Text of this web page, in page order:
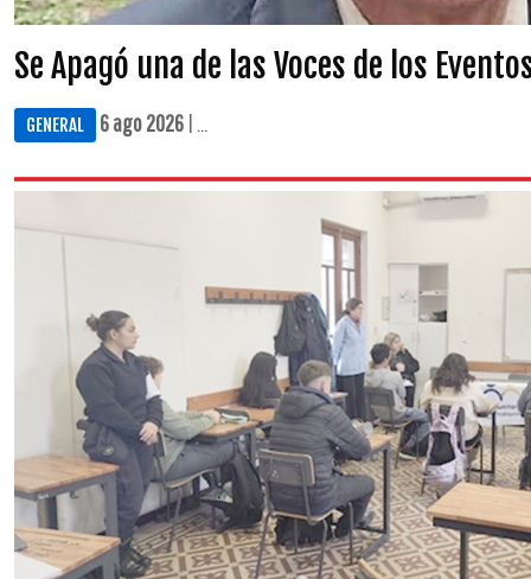
Se Apagó una de las Voces de los
GENERAL 6 ago 2026 | ...